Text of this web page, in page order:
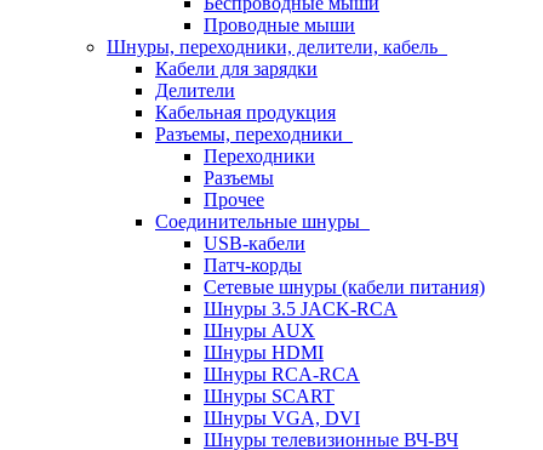
Проводные мыши
Шнуры, переходники, делители, кабель
Кабели для зарядки
Делители
Кабельная продукция
Разъемы, переходники
Переходники
Разъемы
Прочее
Соединительные шнуры
USB-кабели
Патч-корды
Сетевые шнуры (кабели питания)
Шнуры 3.5 JACK-RCA
Шнуры AUX
Шнуры HDMI
Шнуры RCA-RCA
Шнуры SCART
Шнуры VGA, DVI
Шнуры телевизионные ВЧ-ВЧ